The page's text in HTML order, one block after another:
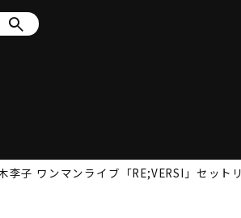
李子 ワンマンライブ「RE;VERSI」セット